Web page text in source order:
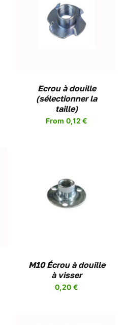
Ecrou à douille
(sélectionner la
taille)
From 0,12€
M10 Écrou à douille
à visser
0,20 €